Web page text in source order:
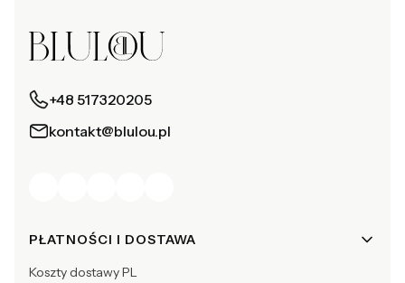
+48 517320205
kontakt@blulou.pl
Linki w stopce
PŁATNOŚCI I DOSTAWA
Koszty dostawy PL